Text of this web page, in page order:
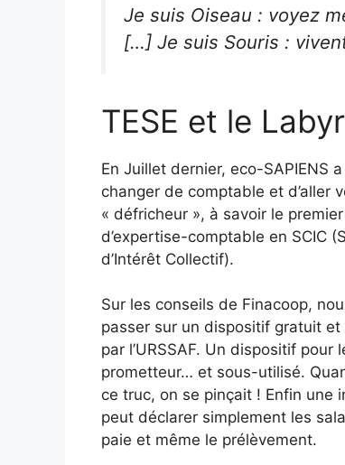
Je suis Oiseau : voyez
[…] Je suis Souris :
TESE et le
En Juillet dernier, eco-SAPIENS
changer de comptable et d’aller
« défricheur », à savoir le
d’expertise-comptable en SCIC
d’Intérêt Collectif).
Sur les conseils de Finacoop,
passer sur un dispositif gratuit
par l’URSSAF. Un dispositif pour
prometteur… et sous-utilisé.
ce truc, on se pinçait ! Enfin une
peut déclarer simplement les
paie et même le prélèvement.